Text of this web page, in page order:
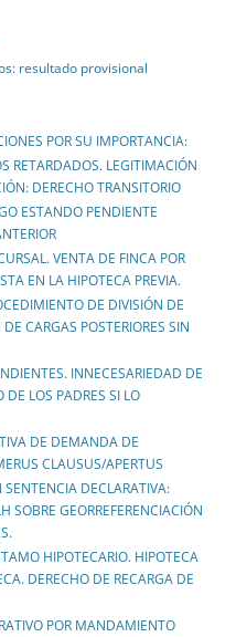
resultado provisional
POR SU IMPORTANCIA:
RETARDADOS. LEGITIMACIÓN
DERECHO TRANSITORIO
ESTANDO PENDIENTE
VENTA DE FINCA POR
EN LA HIPOTECA PREVIA.
DE DIVISIÓN DE
CARGAS POSTERIORES SIN
INNECESARIEDAD DE
DE LOS PADRES SI LO
DE DEMANDA DE
CLAUSUS/APERTUS
DECLARATIVA:
SOBRE GEORREFERENCIACIÓN
HIPOTECARIO. HIPOTECA
DERECHO DE RECARGA DE
POR MANDAMIENTO